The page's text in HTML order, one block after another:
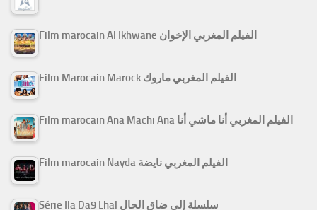
Film marocain Al Ikhwane الفيلم المغربي الإخوان
Film Marocain Marock الفيلم المغربي ماروك
Film marocain Ana Machi Ana الفيلم المغربي أنا ماشي أنا
Film marocain Nayda الفيلم المغربي نايضة
Série Ila Da9 Lhal سلسلة إلى ضاق الحال